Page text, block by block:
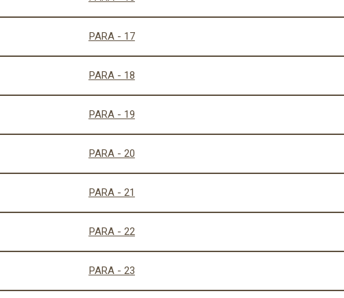
PARA - 17
PARA - 18
PARA - 19
PARA - 20
PARA - 21
PARA - 22
PARA - 23